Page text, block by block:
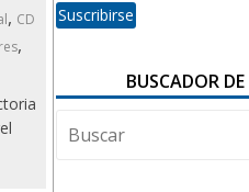
, CD
,
BUSCADOR